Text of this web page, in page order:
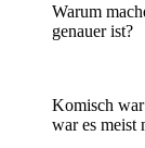
Warum
genauer ist?
Komisch war
war es meist